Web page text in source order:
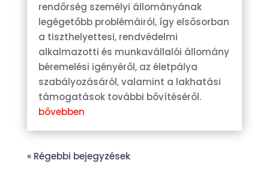
rendőrség személyi állományának
legégetőbb problémáiról, így elsősorban
a tiszthelyettesi, rendvédelmi
alkalmazotti és munkavállalói állomány
béremelési igényéről, az életpálya
szabályozásáról, valamint a lakhatási
támogatások további bővítéséről.
bővebben
« Régebbi bejegyzések